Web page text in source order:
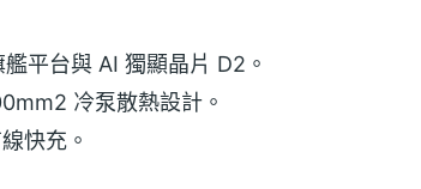
平台與 AI 獨顯晶片 D2。
2 冷泵散熱設計。
快充。